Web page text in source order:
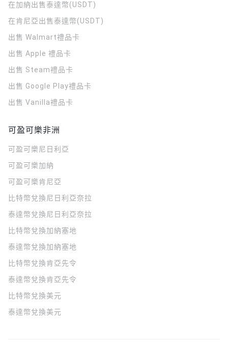
在加納出售泰達幣(USDT)
在肯尼亞出售泰達幣(USDT)
出售 Walmart禮品卡
出售 Apple 禮品卡
出售 Steam禮品卡
出售 Google Play禮品卡
出售 Vanilla禮品卡
可盈可樂非洲
可盈可樂 尼日利亞
可盈可樂加納
可盈可樂肯尼亞
比特幣兌換尼日利亞奈拉
泰達幣兌換尼日利亞奈拉
比特幣兌換加納塞地
泰達幣兌換加納塞地
比特幣兌換肯亞先令
泰達幣兌換肯亞先令
比特幣兌換美元
泰達幣兌換美元